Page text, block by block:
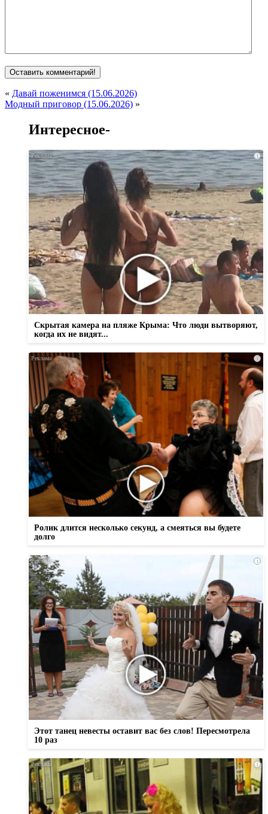
« Давай поженимся (15.06.2026)
Модный приговор (15.06.2026) »
Интересное-
i
Скрытая камера на пляже Крыма: Что люди вытворяют,
когда их не видят...
i
Ролик длится несколько секунд, а смеяться вы будете
долго
i
Этот танец невесты оставит вас без слов! Пересмотрела
10 раз
i